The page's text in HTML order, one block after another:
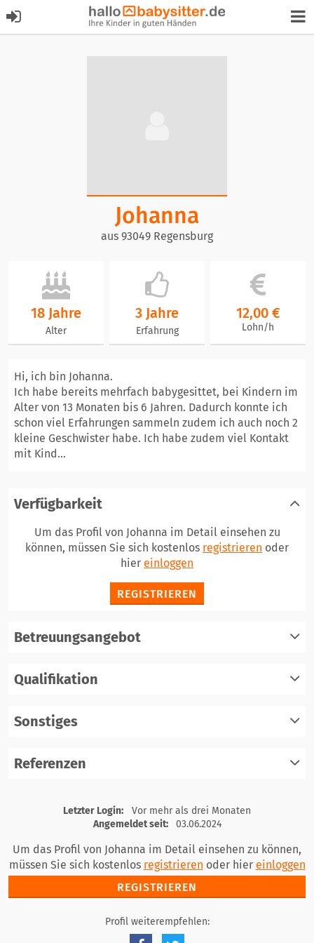
Johanna
aus 93049 Regensburg
18 Jahre
Alter
3 Jahre
Erfahrung
12,00 €
Lohn/h
Hi, ich bin Johanna.
Ich habe bereits mehrfach babygesittet, bei Kindern im
Alter von 13 Monaten bis 6 Jahren. Dadurch konnte ich
schon viel Erfahrungen sammeln zudem ich auch noch 2
kleine Geschwister habe. Ich habe zudem viel Kontakt
mit Kind...
Verfügbarkeit
Um das Profil von Johanna im Detail einsehen zu
können, müssen Sie sich kostenlos registrieren oder
hier einloggen
REGISTRIEREN
Betreuungsangebot
Qualifikation
Sonstiges
Referenzen
registrieren
einloggen
Letzter Login:
Vor mehr als drei Monaten
Angemeldet seit:
03.06.2024
Um das Profil von Johanna im Detail einsehen zu können,
müssen Sie sich kostenlos registrieren oder hier einloggen
REGISTRIEREN
Profil weiterempfehlen: